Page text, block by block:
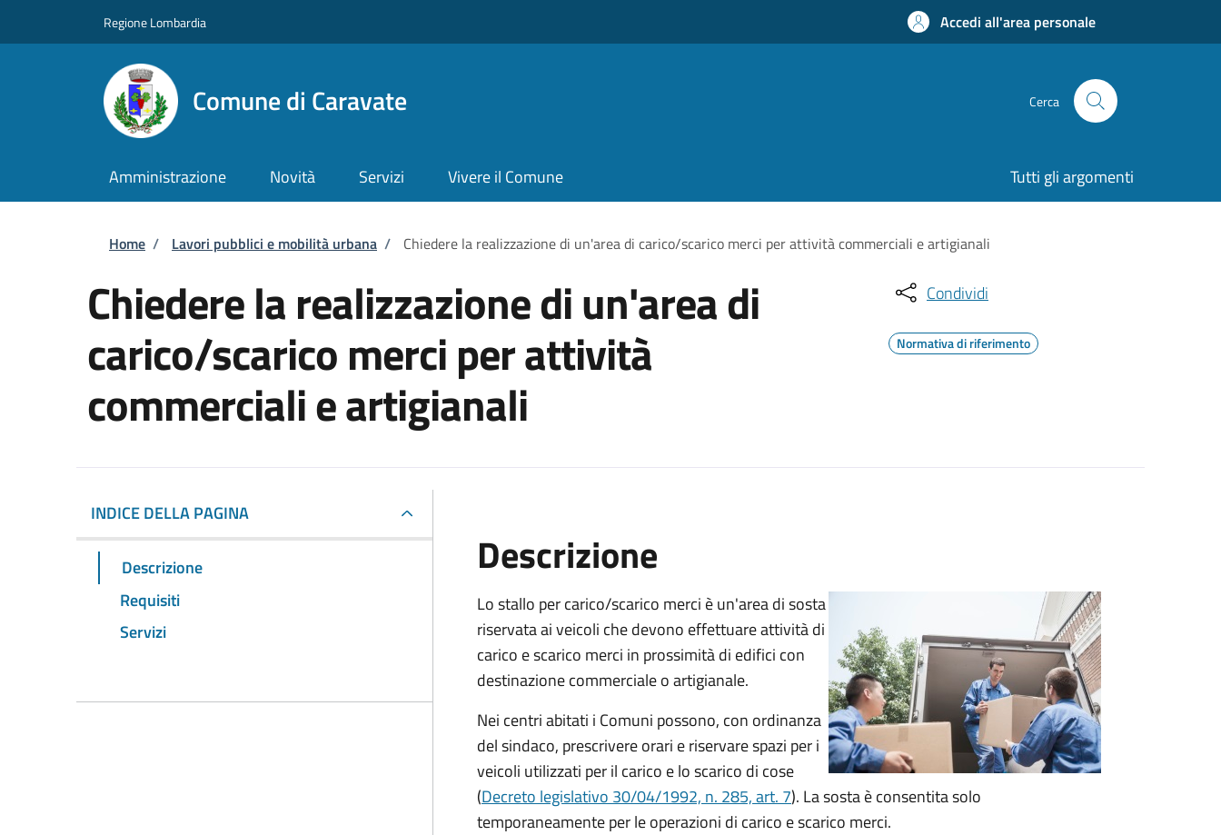
Regione Lombardia Accedi all'area personale
Comune di Caravate Cerca
Amministrazione Novità Servizi Vivere il Comune Tutti gli argomenti
Briciole di pane
Home / Lavori pubblici e mobilità urbana / Chiedere la realizzazione di un'area di carico/scarico merci per attività commerciali e artigianali
Chiedere la realizzazione di un'area di
carico/scarico merci per attività
commerciali e artigianali
Condividi
Normativa di riferimento
INDICE DELLA PAGINA
Descrizione
Requisiti
Servizi
Descrizione
Lo stallo per carico/scarico merci è un'area di sosta
riservata ai veicoli che devono effettuare attività di
carico e scarico merci in prossimità di edifici con
destinazione commerciale o artigianale.
Nei centri abitati i Comuni possono, con ordinanza
del sindaco, prescrivere orari e riservare spazi per i
veicoli utilizzati per il carico e lo scarico di cose
(Decreto legislativo 30/04/1992, n. 285, art. 7). La sosta è consentita solo
temporaneamente per le operazioni di carico e scarico merci.